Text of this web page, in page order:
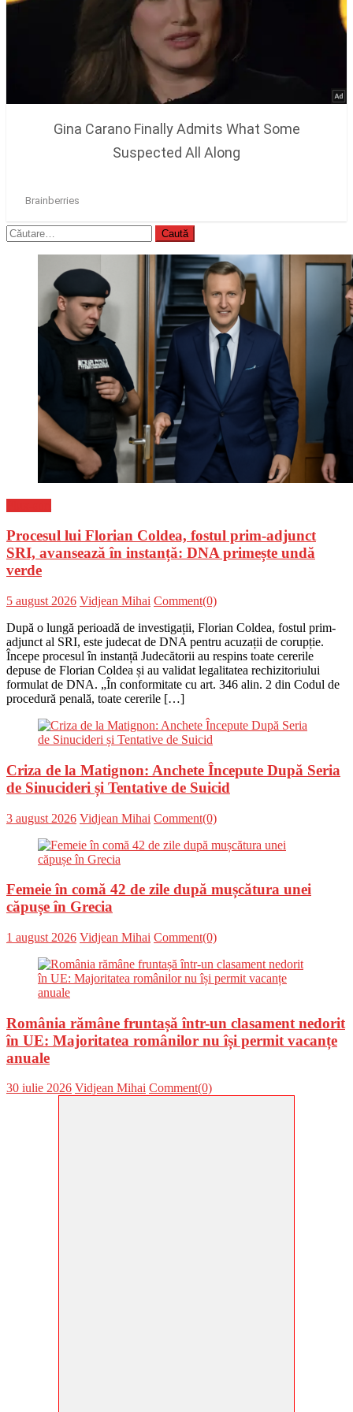
Caută
după:
Procesul lui Florian Coldea, fostul prim-adjunct
SRI, avansează în instanță: DNA primește undă
verde
Posted
5 august 2026 Author
Vidjean Mihai Comment(0)
După o lungă perioadă de investigații, Florian Coldea, fostul prim-
adjunct al SRI, este judecat de DNA pentru acuzații de corupție.
Începe procesul în instanță Judecătorii au respins toate cererile
depuse de Florian Coldea și au validat legalitatea rechizitoriului
formulat de DNA. „În conformitate cu art. 346 alin. 2 din Codul de
procedură penală, toate cererile […]
Criza de la Matignon: Anchete Începute După Seria
de Sinucideri și Tentative de Suicid
Posted
3 august 2026 Author
Vidjean Mihai Comment(0)
Femeie în comă 42 de zile după mușcătura unei
căpușe în Grecia
Posted
1 august 2026 Author
Vidjean Mihai Comment(0)
România rămâne fruntașă într-un clasament nedorit
în UE: Majoritatea românilor nu își permit vacanțe
anuale
Posted
30 iulie 2026 Author
Vidjean Mihai Comment(0)